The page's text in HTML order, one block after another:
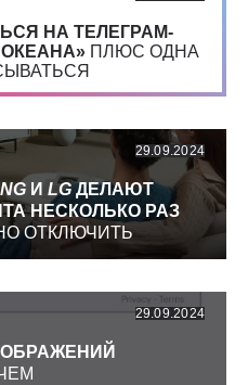
НА ТЕЛЕГРАМ-
ПЛЮС ОДНА
29.09.2024
И LGДЕЛАЮТ
НЕСКОЛЬКО РАЗ
ОТКЛЮЧИТЬ
29.09.2024